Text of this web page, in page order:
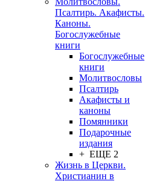
Псалтирь. Акафисты.
Каноны.
Богослужебные
книги
Богослужебные
книги
Молитвословы
Псалтирь
Акафисты и
каноны
Помянники
Подарочные
издания
+ ЕЩЕ 2
Жизнь в Церкви.
Христианин в